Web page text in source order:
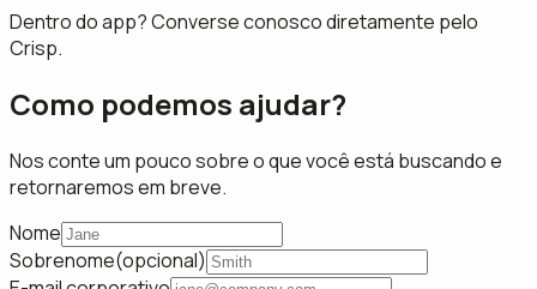
Dentro do app? Converse conosco diretamente pelo
Crisp.
Como podemos ajudar?
Nos conte um pouco sobre o que você está buscando e
retornaremos em breve.
Nome
Sobrenome(opcional)